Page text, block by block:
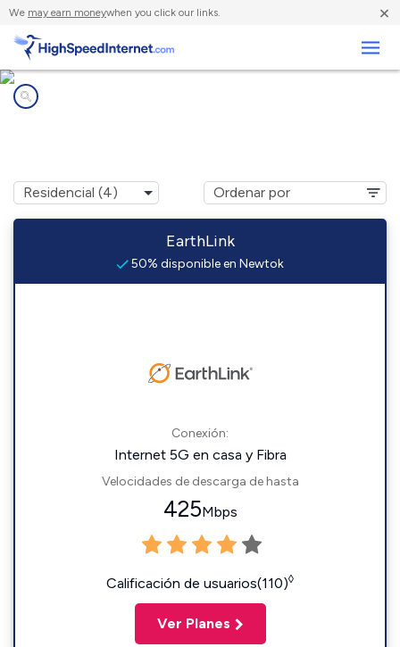
We may earn moneywhen you click our links. ×
EarthLink
50% disponible en Newtok
Conexión:
Internet 5G en casa y Fibra
Velocidades de descarga de hasta
425Mbps
Calificación de usuarios(110)◊
Ver Planes